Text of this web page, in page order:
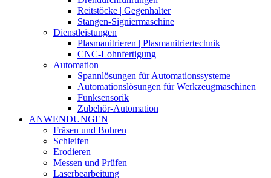
Reitstöcke | Gegenhalter
Stangen-Signiermaschine
Dienstleistungen
Plasmanitrieren | Plasmanitriertechnik
CNC-Lohnfertigung
Automation
Spannlösungen für Automationssysteme
Automationslösungen für Werkzeugmaschinen
Funksensorik
Zubehör-Automation
ANWENDUNGEN
Fräsen und Bohren
Schleifen
Erodieren
Messen und Prüfen
Laserbearbeitung